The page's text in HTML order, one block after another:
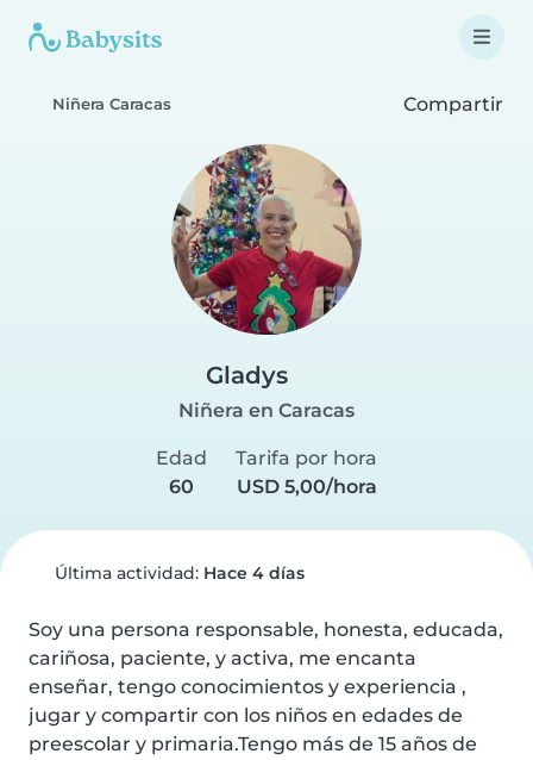
Niñera Caracas Compartir
Gladys
Niñera en Caracas
Edad
60
Tarifa por hora
USD 5,00/hora
Última actividad: Hace 4 días
Soy una persona responsable, honesta, educada,
cariñosa, paciente, y activa, me encanta
enseñar, tengo conocimientos y experiencia ,
jugar y compartir con los niños en edades de
preescolar y primaria.Tengo más de 15 años de